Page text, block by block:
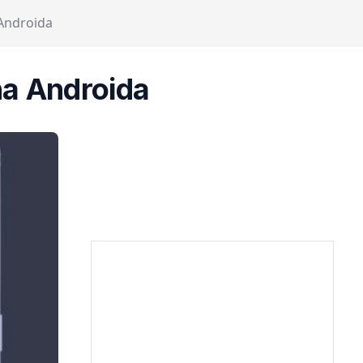
Androida